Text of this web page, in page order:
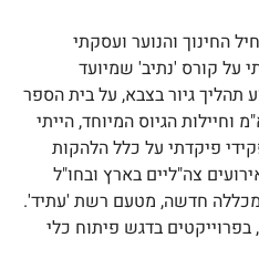
החינוך והנוער ועסקתי
על קורס 'נתיב' שמיועד
תהליך גיור בצבא, על בית הספר
הגיוס המיוחד, הייתי
פיקדתי על כלל הלהקות
צה"ליים בארץ ובחו"ל
חדשה, מטעם רשת 'עתיד'.
בדגש פיתוח כלי